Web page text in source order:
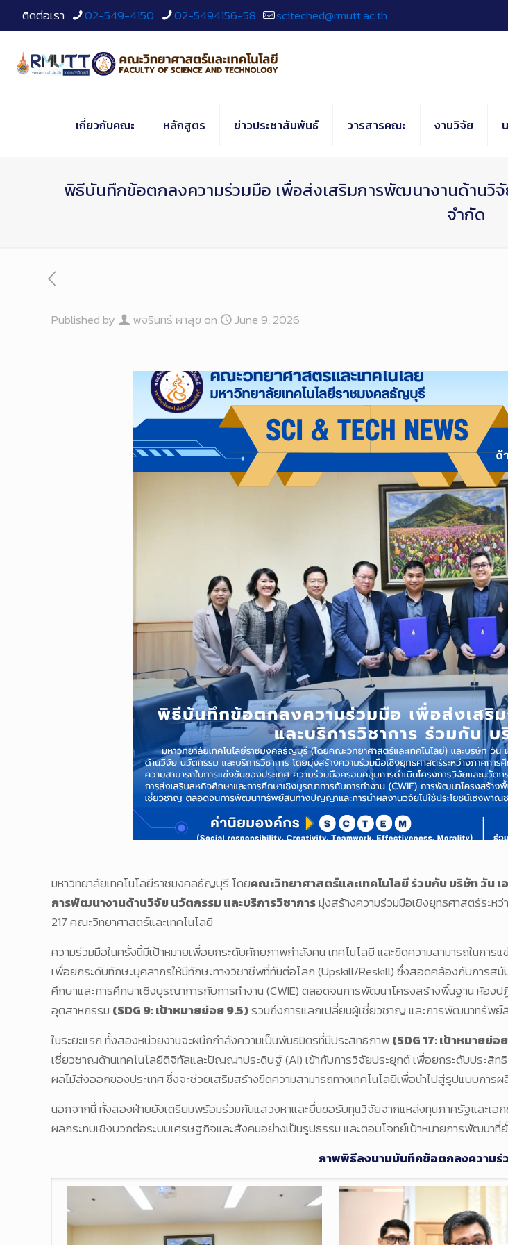
to
Content
ติดต่อเรา 02-549-4150 02-5494156-58 sciteched@rmutt.ac.th
เกี่ยวกับคณะ หลักสูตร ข่าวประชาสัมพันธ์ วารสารคณะ งานวิจัย
พิธีบันทึกข้อตกลงความร่วมมือ เพื่อส่งเสริมการพัฒนางานด้านวิจั
จำกัด
Published by พจรินทร์ ผาสุข on June 9, 2026
มหาวิทยาลัยเทคโนโลยีราชมงคลธัญบุรี โดยคณะวิทยาศาสตร์และเทคโนโลยี ร่วมกับ บริษัท วัน เ
การพัฒนางานด้านวิจัย นวัตกรรม และบริการวิชาการมุ่งสร้างความร่วมมือเชิงยุทธศาสตร์ระห
217 คณะวิทยาศาสตร์และเทคโนโลยี
ความร่วมมือในครั้งนี้มีเป้าหมายเพื่อยกระดับศักยภาพกำลังคน เทคโนโลยี และขีดความสามารถในก
เพื่อยกระดับทักษะบุคลากรให้มีทักษะทางวิชาชีพที่ทันต่อโลก (Upskill/Reskill) ซึ่งสอดคล้องกับการ
ศึกษาและการศึกษาเชิงบูรณาการกับการทำงาน (CWIE) ตลอดจนการพัฒนาโครงสร้างพื้นฐาน ห้อง
อุตสาหกรรม (SDG 9: เป้าหมายย่อย 9.5)รวมถึงการแลกเปลี่ยนผู้เชี่ยวชาญ และการพัฒนาทรัพ
ในระยะแรก ทั้งสองหน่วยงานจะผนึกกำลังความเป็นพันธมิตรที่มีประสิทธิภาพ(SDG 17: เป้าหมายย่อ
เชี่ยวชาญด้านเทคโนโลยีดิจิทัลและปัญญาประดิษฐ์ (AI) เข้ากับการวิจัยประยุกต์ เพื่อยกระดับประสิ
ผลไม้ส่งออกของประเทศ ซึ่งจะช่วยเสริมสร้างขีดความสามารถทางเทคโนโลยีเพื่อนำไปสู่รูปแบบการ
นอกจากนี้ ทั้งสองฝ่ายยังเตรียมพร้อมร่วมกันแสวงหาและยื่นขอรับทุนวิจัยจากแหล่งทุนภาครัฐและเ
ผลกระทบเชิงบวกต่อระบบเศรษฐกิจและสังคมอย่างเป็นรูปธรรม และตอบโจทย์เป้าหมายการพัฒนาที่
ภาพพิธีลงนามบันทึกข้อตกลงความร่